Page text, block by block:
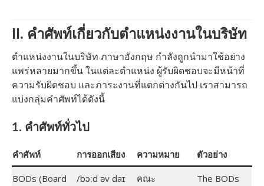
II. คำศัพท์เกี่ยวกับตำแหน่งงานในบริษัท
ตำแหน่งงานในบริษัท ภาษาอังกฤษ กำลังถูกนำมาใช้อย่าง
แพร่หลายมากขึ้น ในแต่ละตำแหน่ง ผู้รับผิดชอบจะมีหน้าที่
ความรับผิดชอบ และภาระงานที่แตกต่างกันไป เราสามารถ
แบ่งกลุ่มคำศัพท์ได้ดังนี้
1. คำศัพท์ทั่วไป
คำศัพท์ การออกเสียง ความหมาย ตัวอย่าง
BODs (Board
/bɔːd əv daɪ
คณะ
The BODs